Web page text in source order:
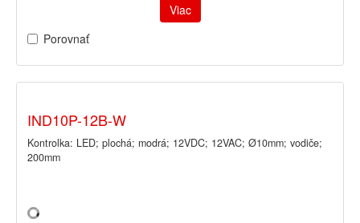
Viac
Porovnať
IND10P-12B-W
Kontrolka: LED; plochá; modrá; 12VDC; 12VAC; Ø10mm; vodiče;
200mm